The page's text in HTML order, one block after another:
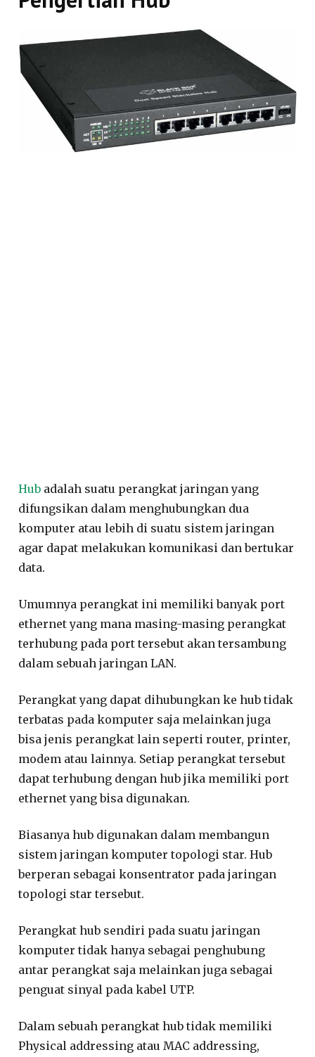
Hub adalah suatu perangkat jaringan yang
difungsikan dalam menghubungkan dua
komputer atau lebih di suatu sistem jaringan
agar dapat melakukan komunikasi dan bertukar
data.
Umumnya perangkat ini memiliki banyak port
ethernet yang mana masing-masing perangkat
terhubung pada port tersebut akan tersambung
dalam sebuah jaringan LAN.
Perangkat yang dapat dihubungkan ke hub tidak
terbatas pada komputer saja melainkan juga
bisa jenis perangkat lain seperti router, printer,
modem atau lainnya. Setiap perangkat tersebut
dapat terhubung dengan hub jika memiliki port
ethernet yang bisa digunakan.
Biasanya hub digunakan dalam membangun
sistem jaringan komputer topologi star. Hub
berperan sebagai konsentrator pada jaringan
topologi star tersebut.
Perangkat hub sendiri pada suatu jaringan
komputer tidak hanya sebagai penghubung
antar perangkat saja melainkan juga sebagai
penguat sinyal pada kabel UTP.
Dalam sebuah perangkat hub tidak memiliki
Physical addressing atau MAC addressing,